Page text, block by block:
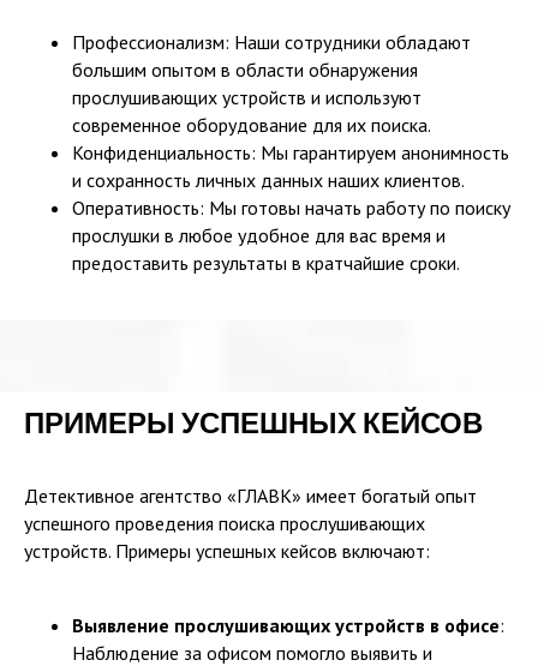
Профессионализм: Наши сотрудники обладают
большим опытом в области обнаружения
прослушивающих устройств и используют
современное оборудование для их поиска.
Конфиденциальность: Мы гарантируем анонимность
и сохранность личных данных наших клиентов.
Оперативность: Мы готовы начать работу по поиску
прослушки в любое удобное для вас время и
предоставить результаты в кратчайшие сроки.
ПРИМЕРЫ УСПЕШНЫХ КЕЙСОВ
Детективное агентство «ГЛАВК» имеет богатый опыт
успешного проведения поиска прослушивающих
устройств. Примеры успешных кейсов включают:
Выявление прослушивающих устройств в офисе:
Наблюдение за офисом помогло выявить и
УСЛУГИ И ЦЕНЫ
О НАС
ГАРАНТИИ
Политика конфиденциальности
glavk.spb@gmail.com
Пользовательское соглашение